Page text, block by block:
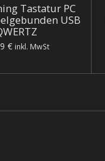
Tastatur PC
USB
€ inkl. MwSt